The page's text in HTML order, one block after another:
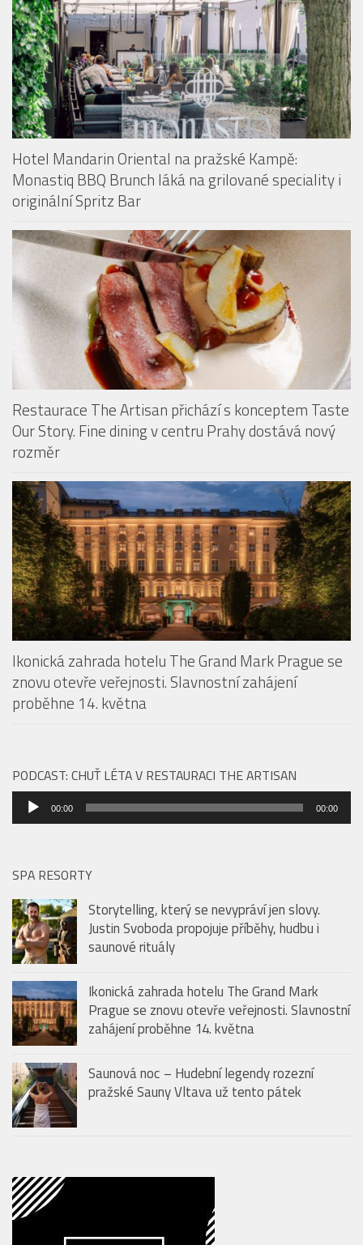
HOTELY & PENZIONY
Hotel Mandarin Oriental na pražské Kampě:
Monastiq BBQ Brunch láká na grilované speciality i
originální Spritz Bar
Restaurace The Artisan přichází s konceptem Taste
Our Story. Fine dining v centru Prahy dostává nový
rozměr
proběhne 14. května
Audio
přehrávač
SPA RESORTY
Storytelling, který se nevypráví jen slovy.
Justin Svoboda propojuje příběhy, hudbu i
saunové rituály
Ikonická zahrada hotelu The Grand Mark
Prague se znovu otevře veřejnosti. Slavnostní